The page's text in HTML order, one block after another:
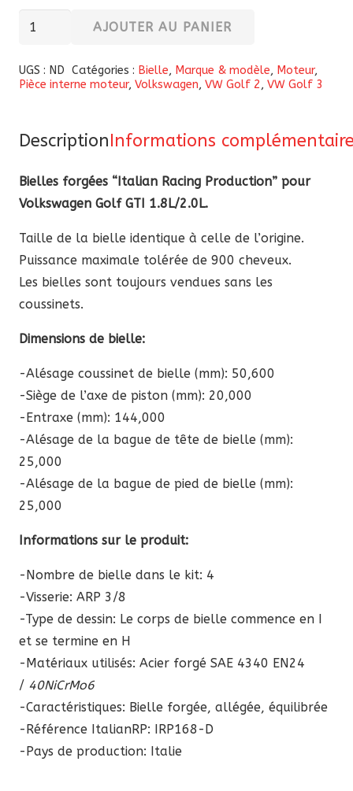
quantité
Bielles
forgées
Volkswagen
Golf
GTI
AJOUTER AU PANIER
UGS : ND Catégories : Bielle, Marque & modèle, Moteur,
Pièce interne moteur, Volkswagen, VW Golf 2, VW Golf 3
DescriptionInformations
Bielles forgées “Italian Racing Production” pour
Volkswagen Golf GTI 1.8L/2.0L.
Taille de la bielle identique à celle de l’origine.
Puissance maximale tolérée de 900 cheveux.
Les bielles sont toujours vendues sans les
coussinets.
Dimensions de bielle:
-Alésage coussinet de bielle (mm): 50,600
-Siège de l’axe de piston (mm): 20,000
-Entraxe (mm): 144,000
-Alésage de la bague de tête de bielle (mm):
25,000
-Alésage de la bague de pied de bielle (mm):
25,000
Informations sur le produit:
-Nombre de bielle dans le kit: 4
-Visserie: ARP 3/8
-Type de dessin: Le corps de bielle commence en I
et se termine en H
-Matériaux utilisés: Acier forgé SAE 4340 EN24
/ 40NiCrMo6
-Caractéristiques: Bielle forgée, allégée, équilibrée
-Référence ItalianRP: IRP168-D
-Pays de production: Italie